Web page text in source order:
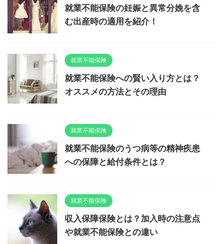
就業不能保険の妊娠と異常分娩を含
む出産時の適用を紹介！
就業不能保険
就業不能保険への賢い入り方とは？
オススメの方法とその理由
就業不能保険
就業不能保険のうつ病等の精神疾患
への保障と給付条件とは？
就業不能保険
収入保障保険とは？加入時の注意点
や就業不能保険との違い